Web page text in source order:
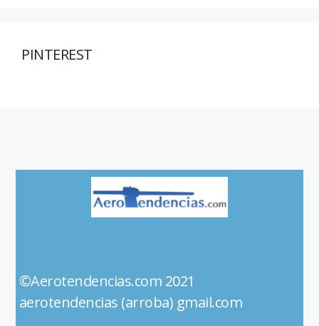
PINTEREST
©Aerotendencias.com 2021
aerotendencias (arroba) gmail.com